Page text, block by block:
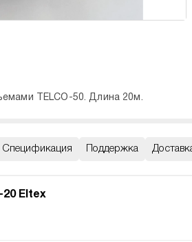
TELCO-50. Длина 20м.
Спецификация Поддержка
Eltex